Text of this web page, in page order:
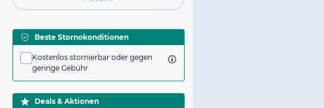
Beste Stornokonditionen
Kostenlos stornierbar oder gegen
geringe Gebühr
Deals & Aktionen